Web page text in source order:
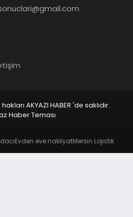
AKYAZI HABER 'de saklıdır.
Haber Teması
Evden eve nakliyatMersin Lojistik